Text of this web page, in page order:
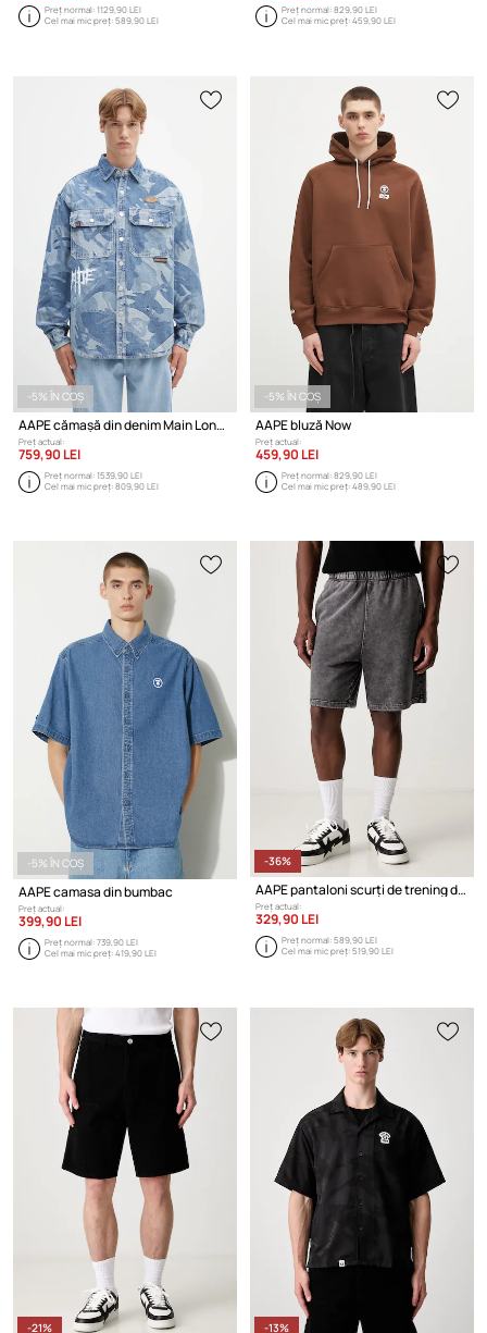
Preț normal:1129,90 LEI
Cel mai mic preț:589,90 LEI
Preț normal:829,90 LEI
Cel mai mic preț:459,90 LEI
-5% ÎN COȘ
AAPE cămașă din denim Main Long Sleeve
Preț actual:
759,90 LEI
Preț normal:1539,90 LEI
Cel mai mic preț:809,90 LEI
-5% ÎN COȘ
AAPE bluză Now
Preț actual:
459,90 LEI
Preț normal:829,90 LEI
Cel mai mic preț:489,90 LEI
-5% ÎN COȘ
AAPE camasa din bumbac
Preț actual:
399,90 LEI
Preț normal:739,90 LEI
Cel mai mic preț:419,90 LEI
-36%
AAPE pantaloni scurți de trening din bumbac pentru bărbați
Preț actual:
329,90 LEI
Preț normal:589,90 LEI
Cel mai mic preț:519,90 LEI
-21% -13%